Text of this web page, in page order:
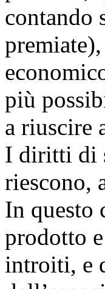
contando
più
a riuscire
I diritti di
riescono,
In questo
prodotto
introiti, e